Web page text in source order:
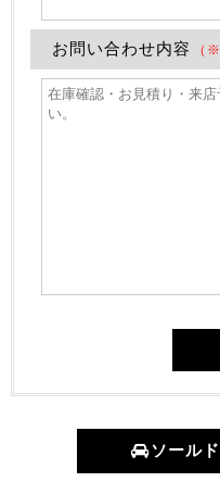
お問い合わせ内容 （
ソール